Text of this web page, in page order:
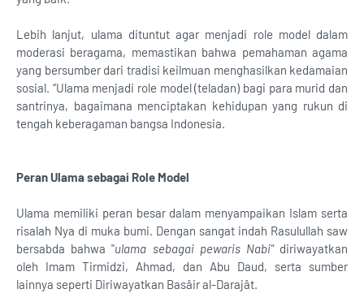
Lebih lanjut, ulama dituntut agar menjadi role model dalam
moderasi beragama, memastikan bahwa pemahaman agama
yang bersumber dari tradisi keilmuan menghasilkan kedamaian
sosial. “Ulama menjadi role model (teladan) bagi para murid dan
santrinya, bagaimana menciptakan kehidupan yang rukun di
tengah keberagaman bangsa Indonesia.
Peran Ulama sebagai Role Model
Ulama memiliki peran besar dalam menyampaikan Islam serta
risalah Nya di muka bumi. Dengan sangat indah Rasulullah saw
bersabda bahwa "ulama sebagai pewaris Nabi"diriwayatkan
oleh Imam Tirmidzi, Ahmad, dan Abu Daud, serta sumber
lainnya seperti Diriwayatkan Basâir al-Darajât.